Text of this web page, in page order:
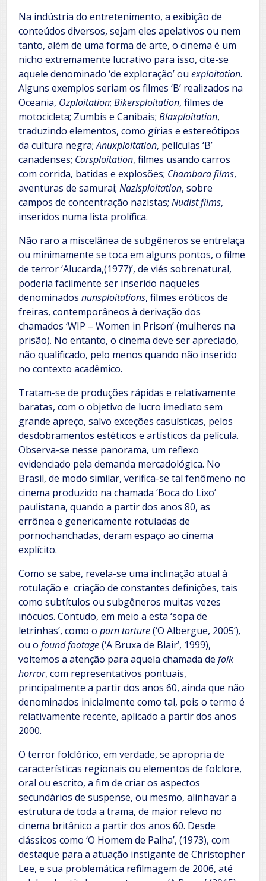
Na indústria do entretenimento, a exibição de
conteúdos diversos, sejam eles apelativos ou nem
tanto, além de uma forma de arte, o cinema é um
nicho extremamente lucrativo para isso, cite-se
aquele denominado ‘de exploração’ ou exploitation.
Alguns exemplos seriam os filmes ‘B’ realizados na
Oceania, Ozploitation; Bikersploitation, filmes de
motocicleta; Zumbis e Canibais; Blaxploitation,
traduzindo elementos, como gírias e estereótipos
da cultura negra;Anuxploitation, películas ‘B’
canadenses; Carsploitation, filmes usando carros
com corrida, batidas e explosões; Chambara films,
aventuras de samurai; Nazisploitation, sobre
campos de concentração nazistas; Nudist films,
inseridos numa lista prolífica.
Não raro a miscelânea de subgêneros se entrelaça
ou minimamente se toca em alguns pontos, o filme
de terror ‘Alucarda,(1977)’, de viés sobrenatural,
poderia facilmente ser inserido naqueles
denominados nunsploitations, filmes eróticos de
freiras, contemporâneos à derivação dos
chamados ‘WIP – Women in Prison’ (mulheres na
prisão). No entanto, o cinema deve ser apreciado,
não qualificado, pelo menos quando não inserido
no contexto acadêmico.
Tratam-se de produções rápidas e relativamente
baratas, com o objetivo de lucro imediato sem
grande apreço, salvo exceções casuísticas, pelos
desdobramentos estéticos e artísticos da película.
Observa-se nesse panorama, um reflexo
evidenciado pela demanda mercadológica. No
Brasil, de modo similar, verifica-se tal fenômeno no
cinema produzido na chamada ‘Boca do Lixo’
paulistana, quando a partir dos anos 80, as
errônea e genericamente rotuladas de
pornochanchadas, deram espaço ao cinema
explícito.
Como se sabe, revela-se uma inclinação atual à
rotulação e criação de constantes definições, tais
como subtítulos ou subgêneros muitas vezes
inócuos. Contudo, em meio a esta ‘sopa de
letrinhas’, como o porn torture(‘O Albergue, 2005’),
ou o found footage(‘A Bruxa de Blair’, 1999),
voltemos a atenção para aquela chamada de folk
horror, com representativos pontuais,
principalmente a partir dos anos 60, ainda que não
denominados inicialmente como tal, pois o termo é
relativamente recente, aplicado a partir dos anos
2000.
O terror folclórico, em verdade, se apropria de
características regionais ou elementos de folclore,
oral ou escrito, a fim de criar os aspectos
secundários de suspense, ou mesmo, alinhavar a
estrutura de toda a trama, de maior relevo no
cinema britânico a partir dos anos 60. Desde
clássicos como ‘O Homem de Palha’, (1973), com
destaque para a atuação instigante de Christopher
Lee, e sua problemática refilmagem de 2006, até